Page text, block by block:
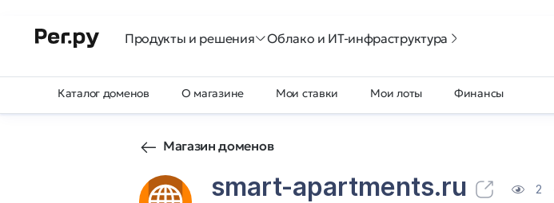
Продукты и решения Облако и ИТ-инфраструктура
Каталог доменов О магазине Мои ставки Мои лоты Финансы
Магазин доменов
smart-apartments.ru 2